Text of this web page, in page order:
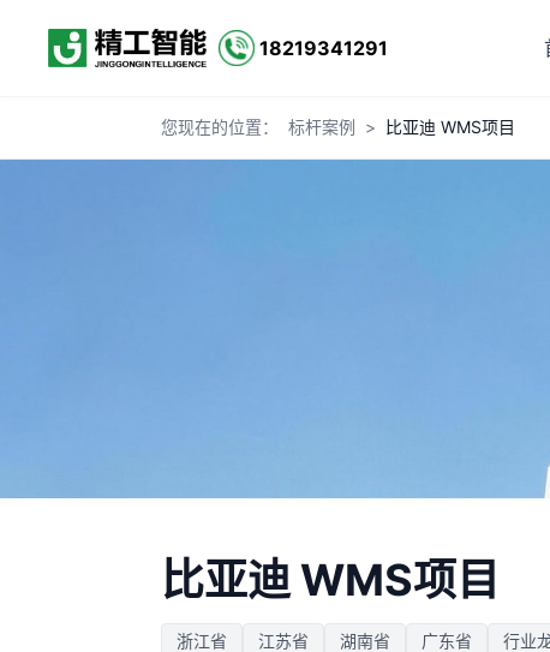
18219341291
您现在的位置： 标杆案例 > 比亚迪 WMS项目
比亚迪 WMS项目
浙江省 江苏省 湖南省 广东省 行业